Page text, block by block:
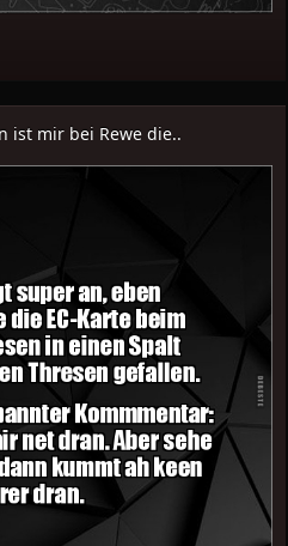
ist mir bei Rewe die..